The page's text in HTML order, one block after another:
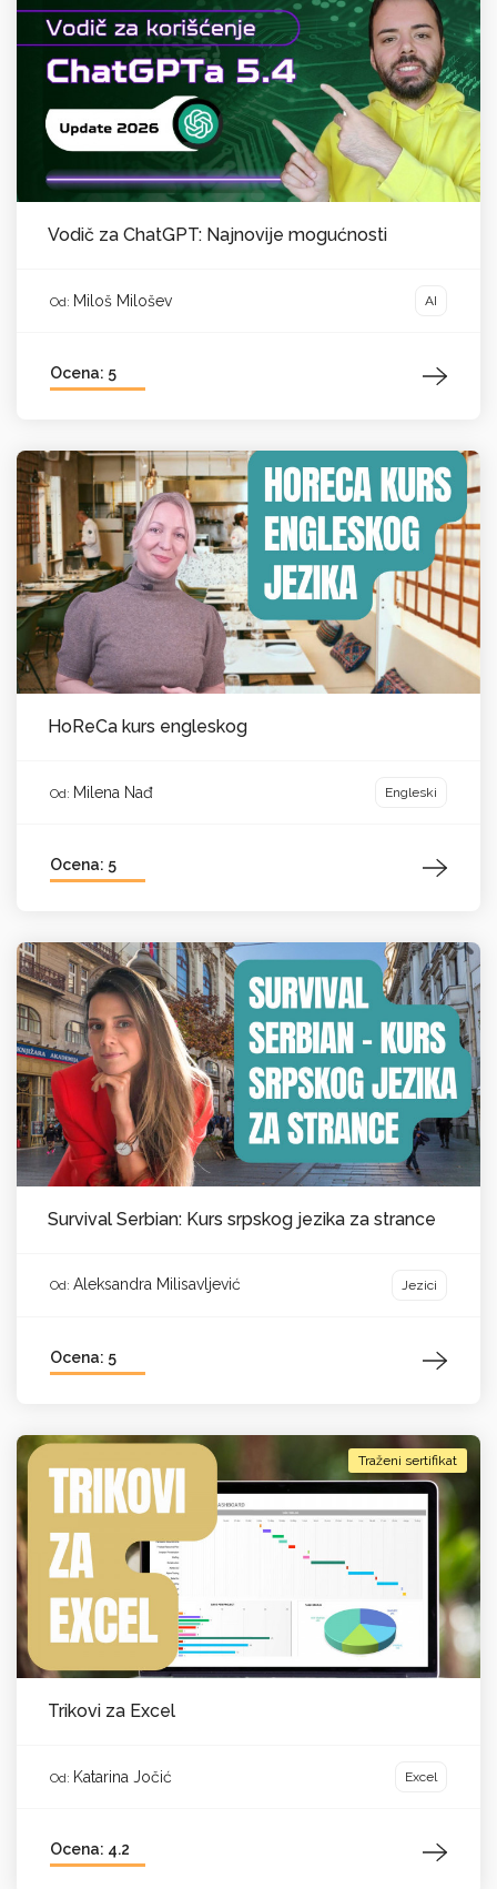
Vodič za ChatGPT: Najnovije mogućnosti
Od: Miloš Milošev AI
Ocena: 5
HoReCa kurs engleskog
Od: Milena Nađ Engleski
Ocena: 5
Survival Serbian: Kurs srpskog jezika za strance
Od: Aleksandra Milisavljević Jezici
Ocena: 5
Traženi sertifikat
Trikovi za Excel
Od: Katarina Jočić Excel
Ocena: 4.2